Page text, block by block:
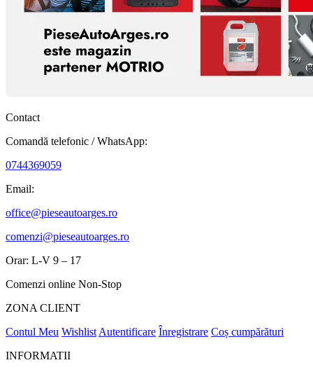
Contact
Comandă telefonic / WhatsApp:
0744369059
Email:
office@pieseautoarges.ro
comenzi@pieseautoarges.ro
Orar: L-V 9 – 17
Comenzi online Non-Stop
ZONA CLIENT
Contul Meu Wishlist Autentificare Înregistrare Coș cumpărături
INFORMATII